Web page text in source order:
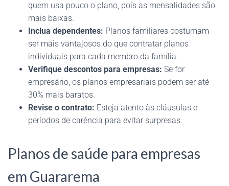
quem usa pouco o plano, pois as mensalidades são
mais baixas.
Inclua dependentes: Planos familiares costumam
ser mais vantajosos do que contratar planos
individuais para cada membro da família.
Verifique descontos para empresas: Se for
empresário, os planos empresariais podem ser até
30% mais baratos.
Revise o contrato: Esteja atento às cláusulas e
períodos de carência para evitar surpresas.
Planos de saúde para empresas
em Guararema